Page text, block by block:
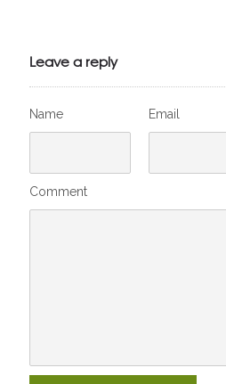
Leave a reply
Name Email
Comment